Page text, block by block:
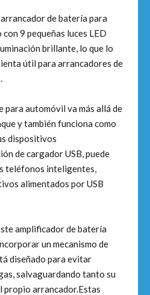
de batería para
9 pequeñas luces LED
brillante, lo que lo
útil para arrancadores de
para automóvil va más allá de
y también funciona como
dispositivos
de cargador USB, puede
teléfonos inteligentes,
alimentados por USB
amplificador de batería
un mecanismo de
diseñado para evitar
salvaguardando tanto su
propio arrancador.Estas